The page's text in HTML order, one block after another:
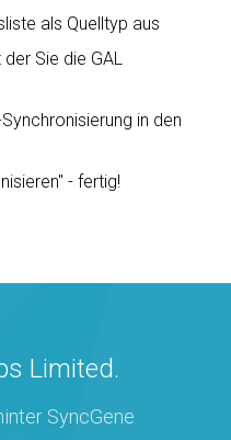
als Quelltyp aus
Sie die GAL
in den
- fertig!
Limited.
SyncGene